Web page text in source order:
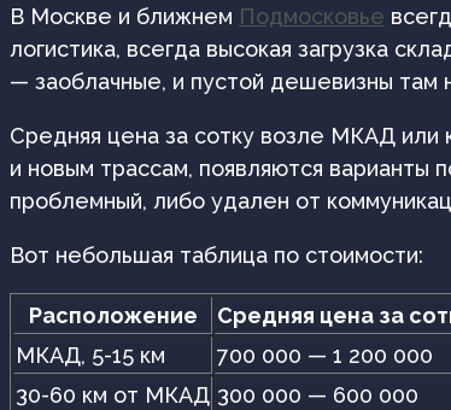
В Москве и ближнем Подмосковье
логистика, всегда высокая загрузка
— заоблачные, и пустой дешевизны там
Средняя цена за сотку возле МКАД или
и новым трассам, появляются
проблемный, либо удален от
Вот небольшая таблица по стоимости:
Расположение Средняя цена за
МКАД, 5-15 км
700 000 — 1 200 000
30-60 км от МКАД 300 000 — 600 000